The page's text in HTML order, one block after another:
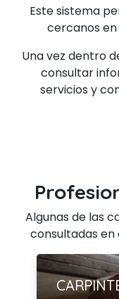
Este sistema
cercanos en
Una vez dentro
consultar
servicios y
Algunas de las
consultadas en